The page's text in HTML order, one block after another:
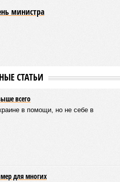
клеток и происходят на
Иногда они возникают под
условно таких как
случается. Просто
пор бьются над загадкой
разрушительны, и клетка
изменениям внутри неё – и
в типичной клетке
мутаций. У
позволила бы ему
уже записанные в
десятилетий